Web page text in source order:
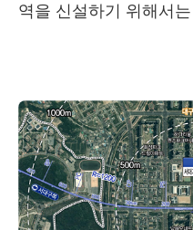
역을 신설하기 위해서